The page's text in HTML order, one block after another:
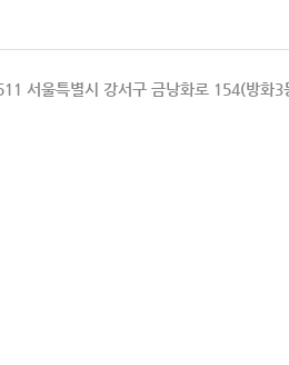
서울특별시 강서구 금낭화로 154(방화3